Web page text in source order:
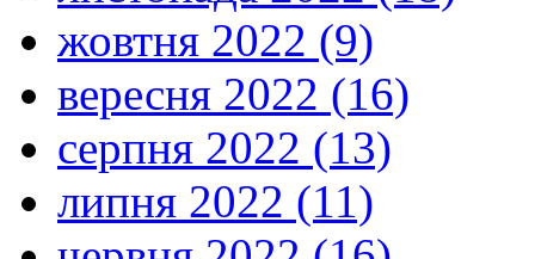
жовтня 2022 (9)
вересня 2022 (16)
серпня 2022 (13)
липня 2022 (11)